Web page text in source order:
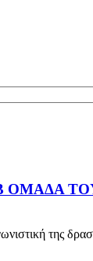
ΟΜΑΔΑ
της